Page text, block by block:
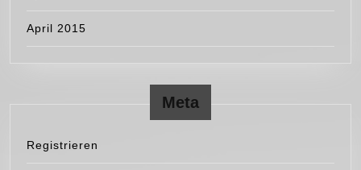
April 2015
Meta
Registrieren